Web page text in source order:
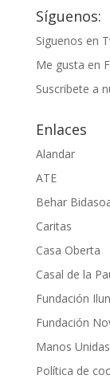
Síguenos:
Siguenos en
Me gusta en
Suscribete a
Enlaces
Alandar
ATE
Behar
Caritas
Casa Oberta
Casal de la
Fundación
Fundación
Manos Unidas
Política de